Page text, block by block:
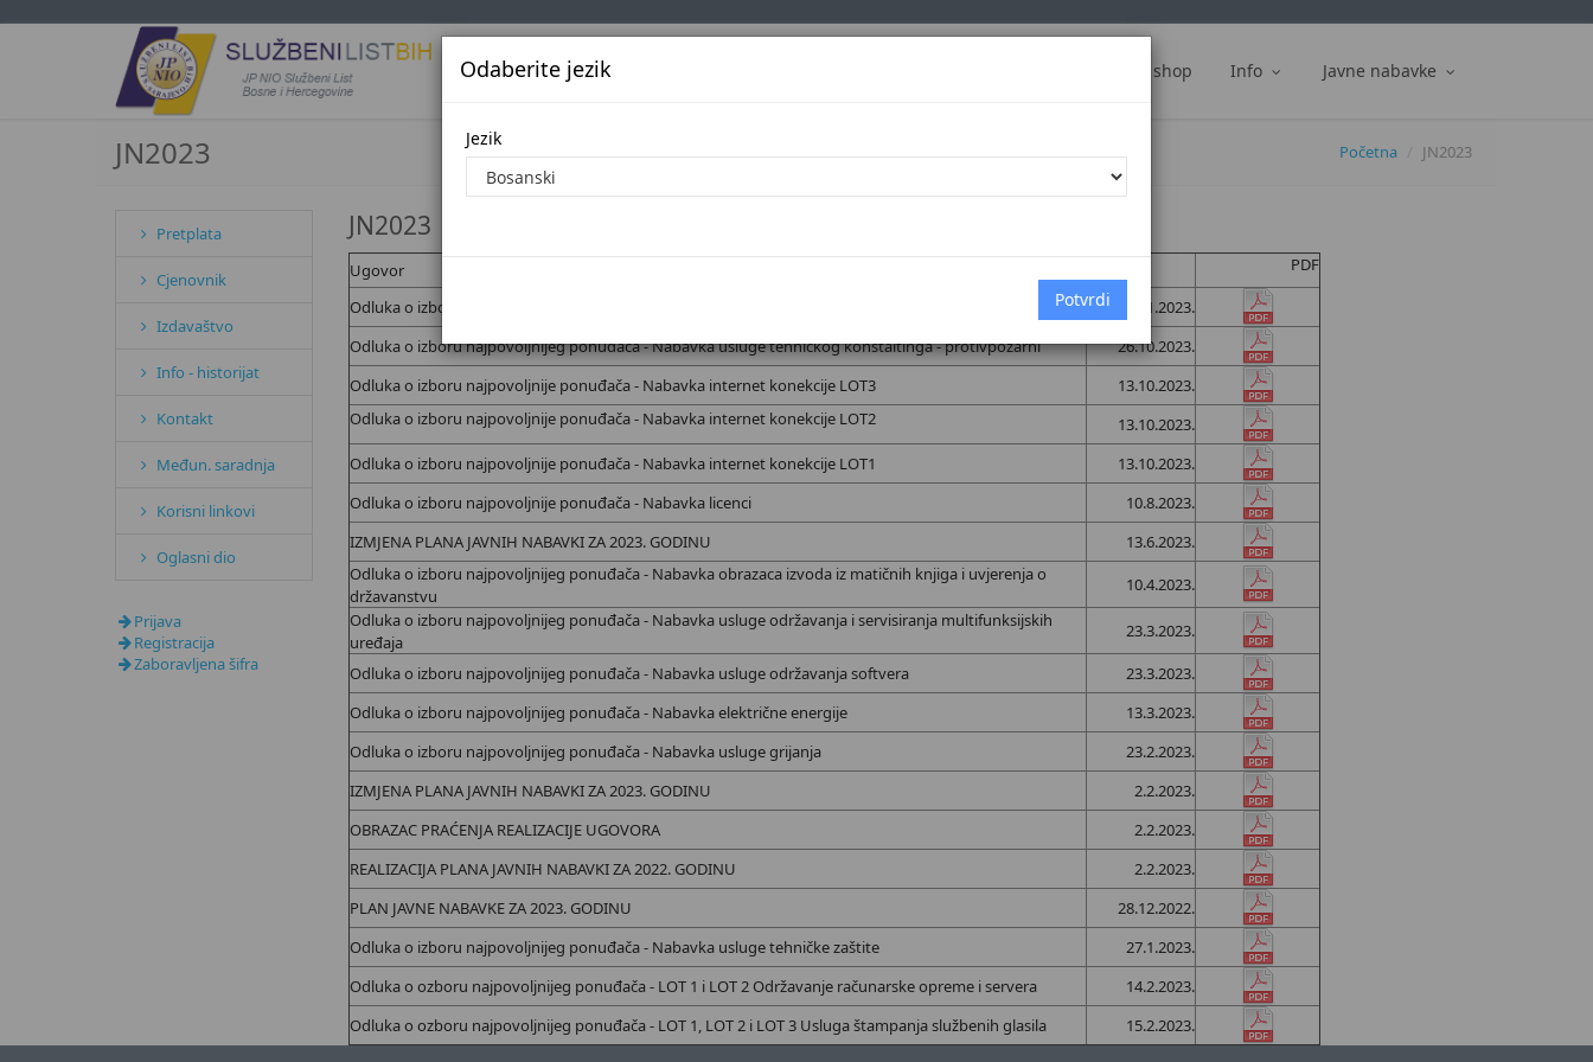
Jezik Službena glasila Web shop Info Javne nabavke
Odaberite jezik
Jezik
JN2023 Početna JN2023
Pretplata
Cjenovnik
Izdavaštvo
Info - historijat
Kontakt
Međun. saradnja
Korisni linkovi
Oglasni dio
Prijava
Registracija
Zaboravljena šifra
JN2023
Ugovor
PDF
Odluka o izboru najpovoljnijeg ponuđača - Nabavka usluge sistematskog pregleda zaposlenika
10.11.2023.
Odluka o izboru najpovoljnijeg ponuđača - Nabavka usluge tehničkog konstaltinga - protivpožarni
26.10.2023.
Odluka o izboru najpovoljnije ponuđača - Nabavka internet konekcije LOT3
13.10.2023.
Odluka o izboru najpovoljnije ponuđača - Nabavka internet konekcije LOT2
13.10.2023.
Odluka o izboru najpovoljnije ponuđača - Nabavka internet konekcije LOT1
13.10.2023.
Odluka o izboru najpovoljnije ponuđača - Nabavkalicenci
10.8.2023.
IZMJENA PLANA JAVNIH NABAVKI ZA 2023. GODINU
13.6.2023.
Odluka o izboru najpovoljnijeg ponuđača - Nabavkaobrazaca izvoda iz matičnih knjiga i uvjerenja o
državanstvu
10.4.2023.
Odluka o izboru najpovoljnijeg ponuđača - Nabavkausluge održavanja i servisiranja multifunksijskih
uređaja
23.3.2023.
Odluka o izboru najpovoljnijeg ponuđača - Nabavkausluge održavanja softvera
23.3.2023.
Odluka o izboru najpovoljnijeg ponuđača - Nabavkaelektrične energije
13.3.2023.
Odluka o izboru najpovoljnijeg ponuđača - Nabavkausluge grijanja
23.2.2023.
IZMJENA PLANA JAVNIH NABAVKI ZA 2023. GODINU
2.2.2023.
OBRAZAC PRAĆENJA REALIZACIJE UGOVORA
2.2.2023.
REALIZACIJA PLANA JAVNIH NABAVKI ZA 2022. GODINU
2.2.2023.
PLAN JAVNE NABAVKE ZA 2023. GODINU
28.12.2022.
Odluka o izboru najpovoljnijeg ponuđača - Nabavkausluge tehničke zaštite
27.1.2023.
Odluka o ozboru najpovoljnijeg ponuđača - LOT 1 i LOT 2 Održavanje računarske opreme i servera
14.2.2023.
Odluka o ozboru najpovoljnijeg ponuđača - LOT 1, LOT 2 i LOT 3 Usluga štampanja službenih glasila
15.2.2023.